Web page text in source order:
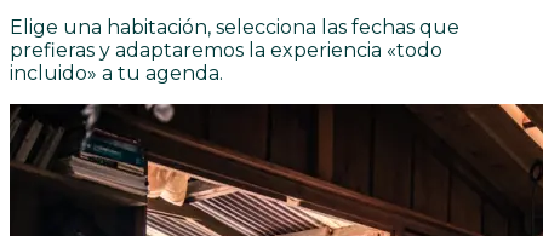
Elige una habitación, selecciona las fechas que
prefieras y adaptaremos la experiencia «todo
incluido» a tu agenda.